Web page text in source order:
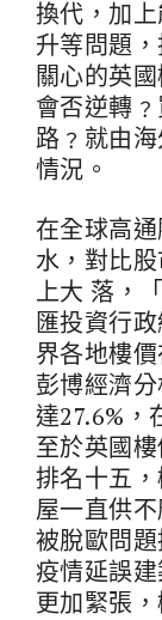
換代，加
升等問題
關心的英
會否逆轉
路﹖就由
情況。
在全球高
水，對比
上大 落，
匯投資行
界各地樓
彭博經濟
達27.6%，
至於英國
排名十五
屋一直供
被脫歐問
疫情延誤
更加緊張，